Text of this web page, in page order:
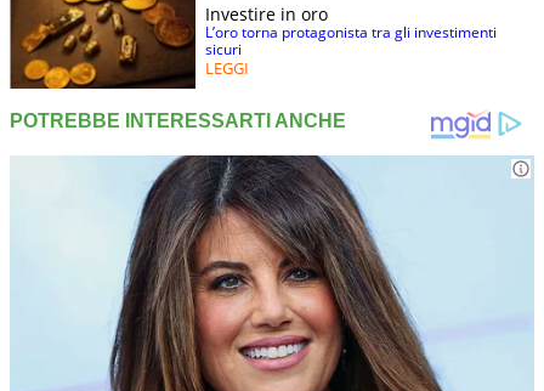
Investire in oro
L’oro torna protagonista tra gli investimenti
sicuri
LEGGI